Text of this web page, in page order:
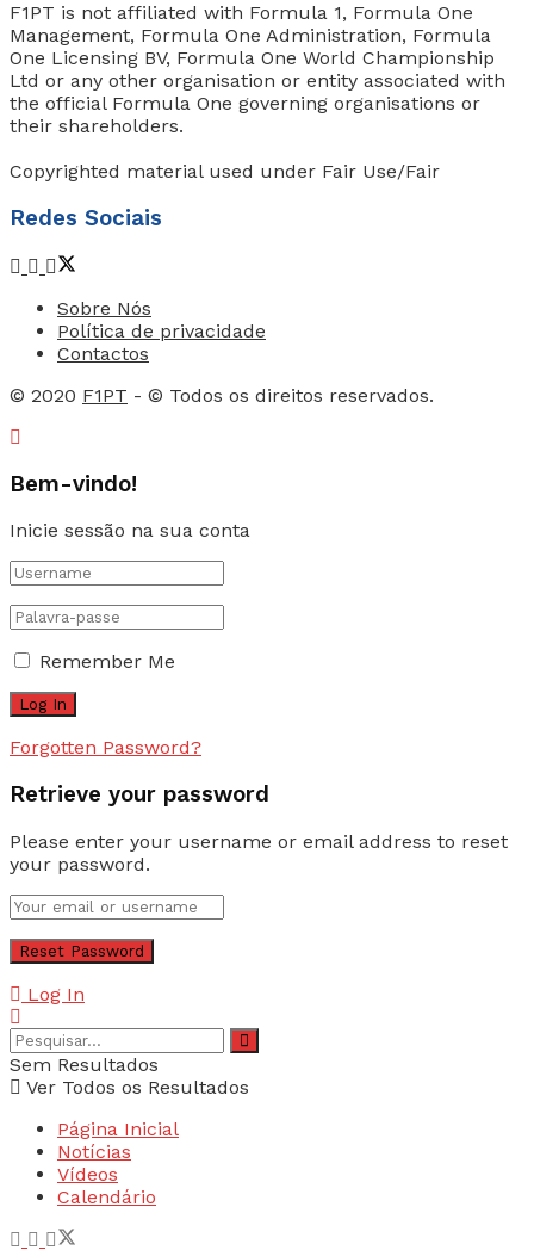
F1PT is not affiliated with Formula 1, Formula One
Management, Formula One Administration, Formula
One Licensing BV, Formula One World Championship
Ltd or any other organisation or entity associated with
the official Formula One governing organisations or
their shareholders.
Copyrighted material used under Fair Use/Fair
Redes Sociais
Sobre Nós
Política de privacidade
Contactos
© 2020 F1PT - © Todos os direitos reservados.
Bem-vindo!
Inicie sessão na sua conta
Remember Me
Forgotten Password?
Retrieve your password
Please enter your username or email address to reset
your password.
Log In
Sem Resultados
Ver Todos os Resultados
Página Inicial
Notícias
Vídeos
Calendário